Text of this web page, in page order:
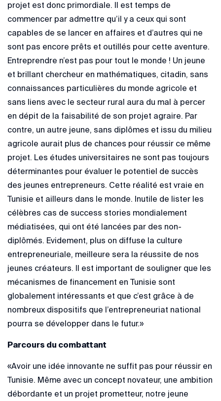
projet est donc primordiale. Il est temps de
commencer par admettre qu’il y a ceux qui sont
capables de se lancer en affaires et d’autres qui ne
sont pas encore prêts et outillés pour cette aventure.
Entreprendre n’est pas pour tout le monde ! Un jeune
et brillant chercheur en mathématiques, citadin, sans
connaissances particulières du monde agricole et
sans liens avec le secteur rural aura du mal à percer
en dépit de la faisabilité de son projet agraire. Par
contre, un autre jeune, sans diplômes et issu du milieu
agricole aurait plus de chances pour réussir ce même
projet. Les études universitaires ne sont pas toujours
déterminantes pour évaluer le potentiel de succès
des jeunes entrepreneurs. Cette réalité est vraie en
Tunisie et ailleurs dans le monde. Inutile de lister les
célèbres cas de success stories mondialement
médiatisées, qui ont été lancées par des non-
diplômés. Evidement, plus on diffuse la culture
entrepreneuriale, meilleure sera la réussite de nos
jeunes créateurs. Il est important de souligner que les
mécanismes de financement en Tunisie sont
globalement intéressants et que c’est grâce à de
nombreux dispositifs que l’entrepreneuriat national
pourra se développer dans le futur.»
Parcours du combattant
«Avoir une idée innovante ne suffit pas pour réussir en
Tunisie. Même avec un concept novateur, une ambition
débordante et un projet prometteur, notre jeune